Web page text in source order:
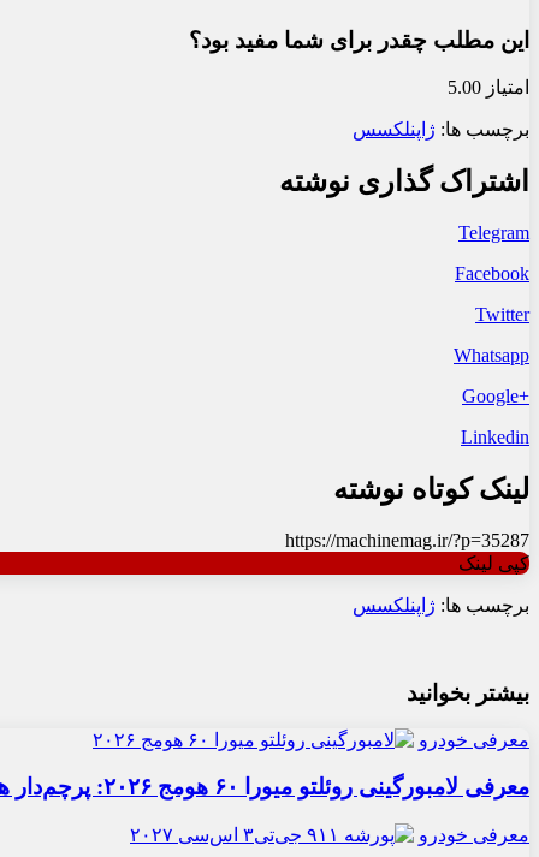
این مطلب چقدر برای شما مفید بود؟
امتیاز 5.00
برچسب ها: ژاپنلکسس
اشتراک گذاری نوشته
Telegram
Facebook
Twitter
Whatsapp
+Google
Linkedin
لینک کوتاه نوشته
https://machinemag.ir/?p=35287
کپی لینک
برچسب ها: ژاپنلکسس
بیشتر بخوانید
معرفی خودرو
معرفی لامبورگینی روئلتو میورا ۶۰ هومج ۲۰۲۶: پرچم‌دار هیبریدی
معرفی خودرو